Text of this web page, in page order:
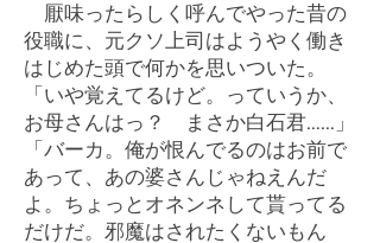
厭味ったらしく呼んでやった昔の
役職に、元クソ上司はようやく働き
はじめた頭で何かを思いついた。
「いや覚えてるけど。っていうか、
お母さんはっ？ まさか白石君……」
「バーカ。俺が恨んでるのはお前で
あって、あの婆さんじゃねえんだ
よ。ちょっとオネンネして貰ってる
だけだ。邪魔はされたくないもん